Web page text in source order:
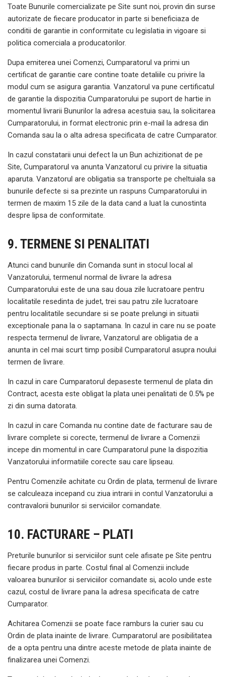
Toate Bunurile comercializate pe Site sunt noi, provin din surse
autorizate de fiecare producator in parte si beneficiaza de
conditii de garantie in conformitate cu legislatia in vigoare si
politica comerciala a producatorilor.
Dupa emiterea unei Comenzi, Cumparatorul va primi un
certificat de garantie care contine toate detaliile cu privire la
modul cum se asigura garantia. Vanzatorul va pune certificatul
de garantie la dispozitia Cumparatorului pe suport de hartie in
momentul livrarii Bunurilor la adresa acestuia sau, la solicitarea
Cumparatorului, in format electronic prin e-mail la adresa din
Comanda sau la o alta adresa specificata de catre Cumparator.
In cazul constatarii unui defect la un Bun achizitionat de pe
Site, Cumparatorul va anunta Vanzatorul cu privire la situatia
aparuta. Vanzatorul are obligatia sa transporte pe cheltuiala sa
bunurile defecte si sa prezinte un raspuns Cumparatorului in
termen de maxim 15 zile de la data cand a luat la cunostinta
despre lipsa de conformitate.
9. TERMENE SI PENALITATI
Atunci cand bunurile din Comanda sunt in stocul local al
Vanzatorului, termenul normal de livrare la adresa
Cumparatorului este de una sau doua zile lucratoare pentru
localitatile resedinta de judet, trei sau patru zile lucratoare
pentru localitatile secundare si se poate prelungi in situatii
exceptionale pana la o saptamana. In cazul in care nu se poate
respecta termenul de livrare, Vanzatorul are obligatia de a
anunta in cel mai scurt timp posibil Cumparatorul asupra noului
termen de livrare.
In cazul in care Cumparatorul depaseste termenul de plata din
Contract, acesta este obligat la plata unei penalitati de 0.5% pe
zi din suma datorata.
In cazul in care Comanda nu contine date de facturare sau de
livrare complete si corecte, termenul de livrare a Comenzii
incepe din momentul in care Cumparatorul pune la dispozitia
Vanzatorului informatiile corecte sau care lipseau.
Pentru Comenzile achitate cu Ordin de plata, termenul de livrare
se calculeaza incepand cu ziua intrarii in contul Vanzatorului a
contravalorii bunurilor si serviciilor comandate.
10. FACTURARE – PLATI
Preturile bunurilor si serviciilor sunt cele afisate pe Site pentru
fiecare produs in parte. Costul final al Comenzii include
valoarea bunurilor si serviciilor comandate si, acolo unde este
cazul, costul de livrare pana la adresa specificata de catre
Cumparator.
Achitarea Comenzii se poate face ramburs la curier sau cu
Ordin de plata inainte de livrare. Cumparatorul are posibilitatea
de a opta pentru una dintre aceste metode de plata inainte de
finalizarea unei Comenzi.